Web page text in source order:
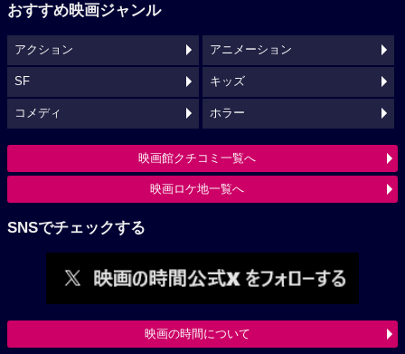
おすすめ映画ジャンル
アクション アニメーション
SF キッズ
コメディ ホラー
映画館クチコミ一覧へ
映画ロケ地一覧へ
SNSでチェックする
映画の時間について